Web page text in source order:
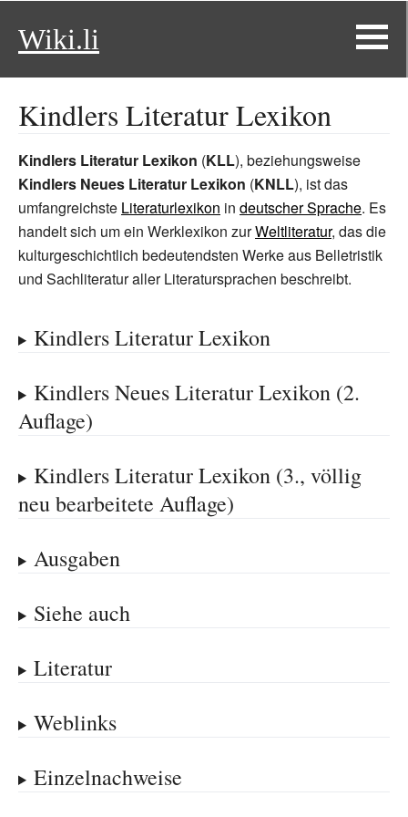
Wiki.li
Kindlers Literatur Lexikon
Kindlers Literatur Lexikon (KLL), beziehungsweise
Kindlers Neues Literatur Lexikon (KNLL), ist das
umfangreichste Literaturlexikon in deutscher Sprache. Es
handelt sich um ein Werklexikon zurWeltliteratur, das die
kulturgeschichtlich bedeutendsten Werke aus Belletristik
und Sachliteratur aller Literatursprachen beschreibt.
Kindlers Literatur Lexikon
Kindlers Neues Literatur Lexikon (2.
Auflage)
Kindlers Literatur Lexikon (3., völlig
neu bearbeitete Auflage)
Ausgaben
Siehe auch
Literatur
Weblinks
Einzelnachweise